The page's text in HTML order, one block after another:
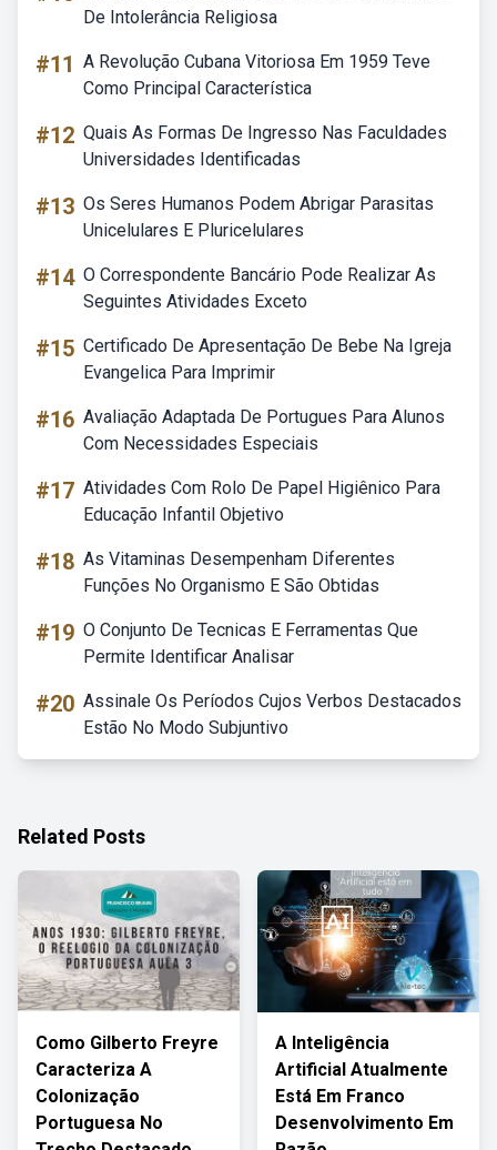
De Intolerância Religiosa
#11 A Revolução Cubana Vitoriosa Em 1959 Teve
Como Principal Característica
#12 Quais As Formas De Ingresso Nas Faculdades
Universidades Identificadas
#13 Os Seres Humanos Podem Abrigar Parasitas
Unicelulares E Pluricelulares
#14 O Correspondente Bancário Pode Realizar As
Seguintes Atividades Exceto
#15 Certificado De Apresentação De Bebe Na Igreja
Evangelica Para Imprimir
#16 Avaliação Adaptada De Portugues Para Alunos
Com Necessidades Especiais
#17 Atividades Com Rolo De Papel Higiênico Para
Educação Infantil Objetivo
#18 As Vitaminas Desempenham Diferentes
Funções No Organismo E São Obtidas
#19 O Conjunto De Tecnicas E Ferramentas Que
Permite Identificar Analisar
#20 Assinale Os Períodos Cujos Verbos Destacados
Estão No Modo Subjuntivo
Related Posts
Como Gilberto Freyre
Caracteriza A
Colonização
Portuguesa No
A Inteligência
Artificial Atualmente
Está Em Franco
Desenvolvimento Em